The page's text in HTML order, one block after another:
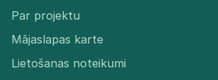
Par projektu
Mājaslapas karte
Lietošanas noteikumi